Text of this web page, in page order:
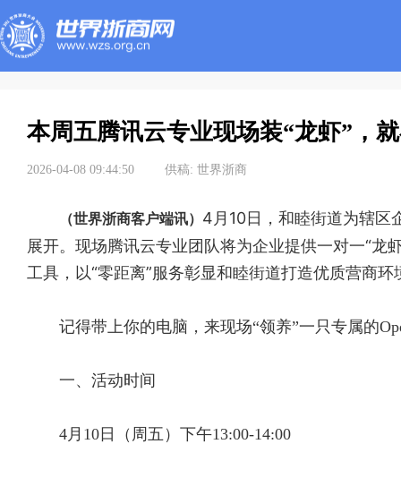
本周五腾讯云专业现场装“龙虾”，
2026-04-08 09:44:50 供稿: 世界浙商
（世界浙商客户端讯） 4月10日，和睦街道为辖区
展开。现场腾讯云专业团队将为企业提供一对一“龙
工具，以“零距离”服务彰显和睦街道打造优质营商环
记得带上你的电脑，来现场“领养”一只专属的
一、活动时间
4月10日（周五）下午13:00-14:00